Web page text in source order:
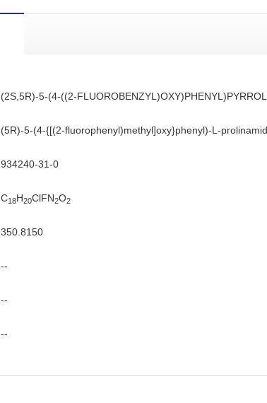
(2S,5R)-5-(4-((2-
(5R)-5-(4-{[(2-fluorophenyl)methyl]oxy}phenyl)-L-
934240-31-0
C18H20ClFN2O2
350.8150
--
--
--